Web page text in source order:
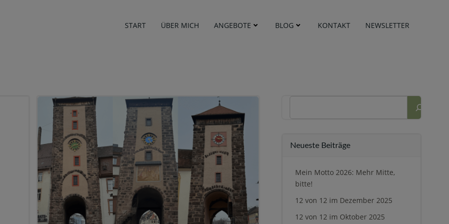
START ÜBER MICH ANGEBOTE BLOG KONTAKT NEWSLETTER
Neueste Beiträge
Mein Motto 2026: Mehr Mitte,
bitte!
12 von 12 im Dezember 2025
12 von 12 im Oktober 2025